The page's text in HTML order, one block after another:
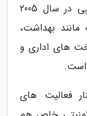
افتتاح اولین دفتر آفریقایی خود در اتیوپی در سال 2005
مانند بهداشت،
های اداری و
فعالیت های